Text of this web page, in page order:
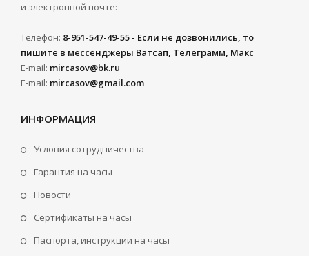
и электронной почте:
Телефон: 8-951-547-49-55 - Если не дозвонились, то
пишите в мессенджеры Ватсап, Телеграмм, Макс
E-mail: mircasov@bk.ru
E-mail: mircasov@gmail.com
ИНФОРМАЦИЯ
Условия сотрудничества
Гарантия на часы
Новости
Сертификаты на часы
Паспорта, инструкции на часы